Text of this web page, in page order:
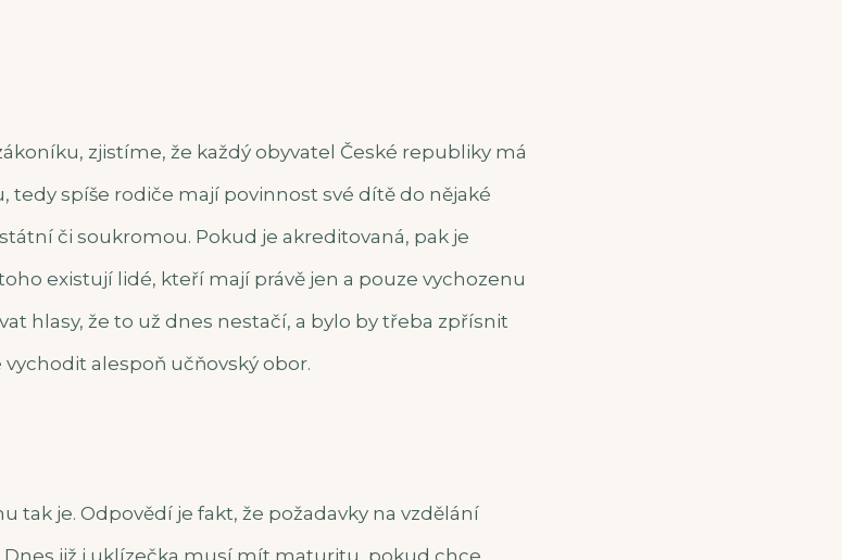
zjistíme, že každý obyvatel České republiky má
tedy spíše rodiče mají povinnost své dítě do nějaké
či soukromou. Pokud je akreditovaná, pak je
existují lidé, kteří mají právě jen a pouze vychozenu
hlasy, že to už dnes nestačí, a bylo by třeba zpřísnit
alespoň učňovský obor.
tak je. Odpovědí je fakt, že požadavky na vzdělání
Dnes již i uklízečka musí mít maturitu, pokud chce